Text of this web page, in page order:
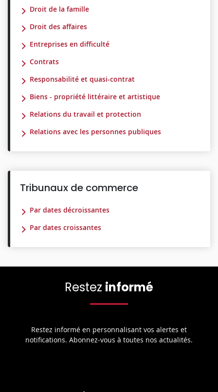
Droit de la famille
Droit des affaires
Entreprises en difficulté
Contrats
Responsabilité et quasi-contrat
Biens - propriété littéraire et artistique
Relations du travail et protection
Relations avec les personnes publiques
Tribunaux de commerce
Par dates décroissantes
Par dates croissantes
Restez informé
Restez informé en personnalisant vos alertes et
notifications. Abonnez-vous à toutes nos actualités.